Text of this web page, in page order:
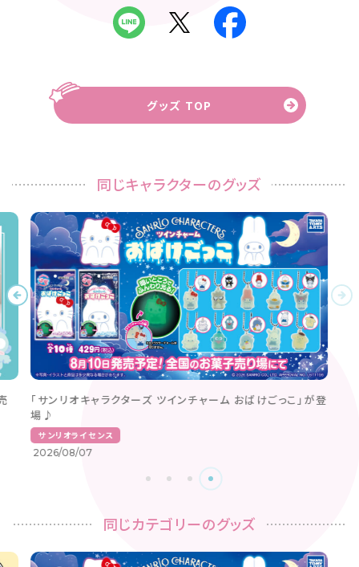
グッズ TOP
同じキャラクターのグッズ
「サンリオキャラクターズ ツインチャーム おばけごっこ」が登
場♪
サンリオライセンス
2026/08/07
同じカテゴリーのグッズ